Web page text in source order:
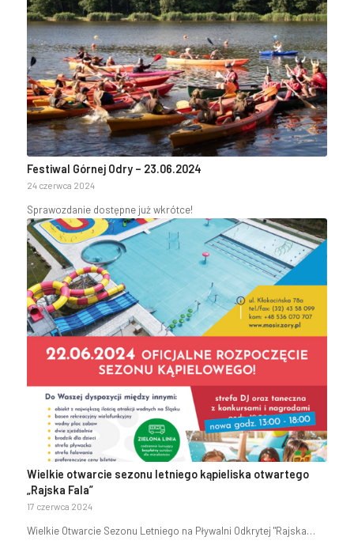
Festiwal Górnej Odry – 23.06.2024
24 czerwca 2024
Sprawozdanie dostępne już wkrótce!
Wielkie otwarcie sezonu letniego kąpieliska otwartego
„Rajska Fala”
17 czerwca 2024
Wielkie Otwarcie Sezonu Letniego na Pływalni Odkrytej "Rajska…